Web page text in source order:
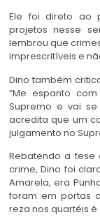
Ele foi direto ao
projetos nesse
lembrou que
imprescritíveis e
Dino também
“Me espanto
Supremo e vai
acredita que um
julgamento no
Rebatendo a
crime, Dino foi
Amarela, era
foram em portas
reza nos quartéis é